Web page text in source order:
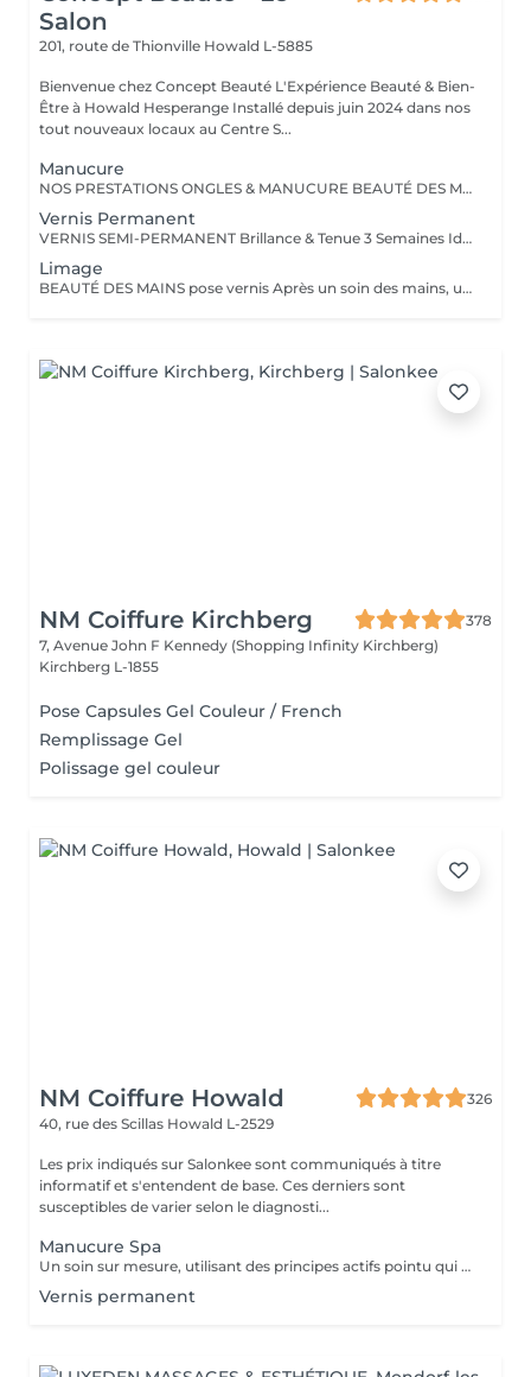
Salon
201, route de Thionville Howald L-5885
Bienvenue chez Concept Beauté L'Expérience Beauté & Bien-
Être à Howald Hesperange Installé depuis juin 2024 dans nos
tout nouveaux locaux au Centre S...
Manucure
NOS PRESTATIONS ONGLES & MANUCURE BEAUTÉ DES MAINS Manucure & Soin Nourrissant Offrez à vos mains un soin complet avec une manucure experte comprenant : Limage et mise en forme des ongles Soins des cuticules pour un contour net Massage nourrissant avec des soins hydratants ProNails En supplément : Application d'un vernis Longwear ou semi-permanent (en option) Une pause bien-être idéale pour retrouver des mains soignées et élégantes. OPTIONS À LA CARTE Personnalisez votre soin ! Selon vos envies, vous pouvez compléter votre manucure avec : Pose de vernis Longwear Pour une touche de couleur élégante Vernis semi-permanent Tenue parfaite jusqu'à 3 semaines Soin Spa Complet des mains Exfoliation, masque nourrissant et massage profond pour une détente absolue Offrez à vos mains un soin sur-mesure, réalisé par nos professionnelles expertes ! Notre équipe est composée d'expertes hautement qualifiées, dont certaines sont formatrices en onglerie dans notre centre Concept Beauté Distribution. Nous maîtrisons les dernières tendances et techniques pour garantir des prestations d'exception. Besoin d'un conseil personnalisé ? Nous sommes là pour vous guider vers la meilleure option selon votre type d'ongles et votre style de vie. Offrez à vos mains et à vos pieds l'expertise qu'ils méritent avec ProNails et notre équipe d'expertes !
Vernis Permanent
VERNIS SEMI-PERMANENT Brillance & Tenue 3 Semaines Idéal pour celles qui veulent une manucure impeccable sans abîmer leurs ongles naturels, le vernis semi-permanent ProNails assure une brillance éclatante et une tenue longue durée. Pourquoi choisir le semi-permanent ? Séchage immédiat sous lampe LED Jusqu'à 3 semaines de tenue sans s'écailler Large choix de couleurs tendances Dépose rapide et en douceur Disponible pour les mains & les pieds pour une mise en beauté complète. ONGLES PARFAITS AVEC PRONAILS EXPERTISE & QUALITÉ PROFESSIONNELLE Dans notre institut, nous vous offrons un service onglerie haut de gamme, réalisé avec les produits de la marque ProNails, reconnue pour sa qualité et sa tenue exceptionnelle. Nos expertes en onglerie, dont certaines sont également formatrices en prothésie ongulaire dans notre centre de formation Concept Beauté Distribution, sauront vous conseiller et sublimer vos ongles avec professionnalisme.
Limage
BEAUTÉ DES MAINS pose vernis Après un soin des mains, une pose vernis : Limage et mise en forme des ongles Application d'un vernis Longwear ProNails longue tenue ou semi-permanent (en option) Une pause bien-être idéale pour retrouver des mains soignées et élégantes.
NM Coiffure Kirchberg
378
7, Avenue John F Kennedy (Shopping Infinity Kirchberg)
Kirchberg L-1855
Pose Capsules Gel Couleur / French
Remplissage Gel
Polissage gel couleur
NM Coiffure Howald
326
40, rue des Scillas Howald L-2529
Les prix indiqués sur Salonkee sont communiqués à titre
informatif et s'entendent de base. Ces derniers sont
susceptibles de varier selon le diagnosti...
Manucure Spa
Un soin sur mesure, utilisant des principes actifs pointu qui vous aidera a la restructuration de vos mains ainsi que vos ongles. Une combination parfaite entre exfoliation et masque pour retrouver éclat et hydratation durable .
Vernis permanent